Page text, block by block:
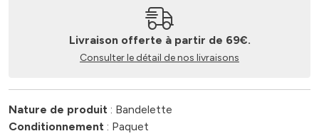
Livraison offerte à partir de 69€.
Consulter le détail de nos livraisons
Nature de produit : Bandelette
Conditionnement : Paquet